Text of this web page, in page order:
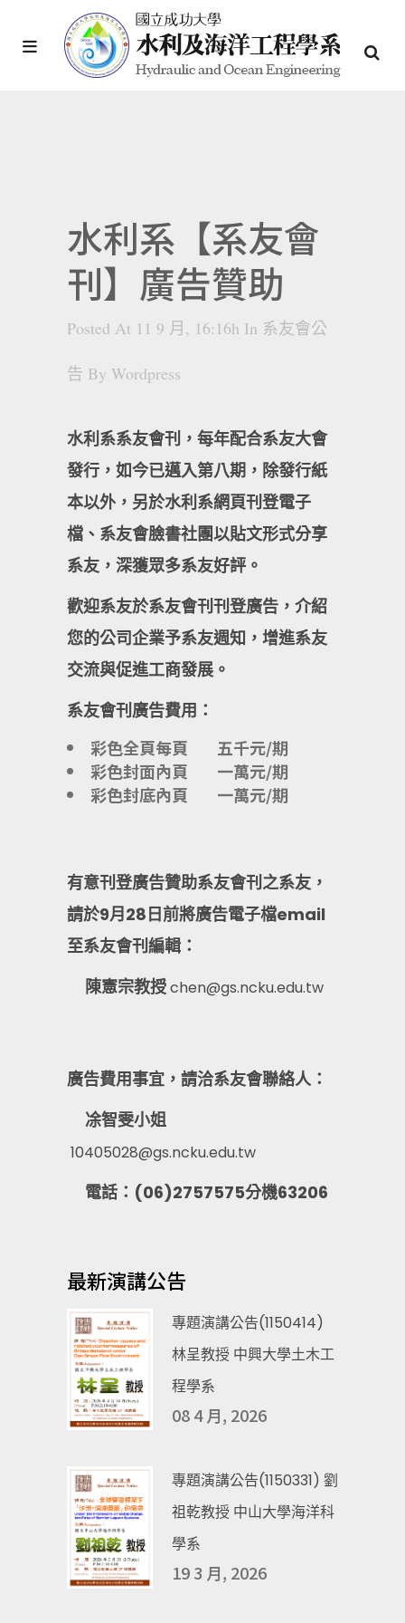
水利系【系友會
刊】廣告贊助
Posted At 11 9 月, 16:16h In 系友會公
告 By Wordpress
水利系系友會刊，每年配合系友大會
發行，如今已邁入第八期，除發行紙
本以外，另於水利系網頁刊登電子
檔、系友會臉書社團以貼文形式分享
系友，深獲眾多系友好評。
歡迎系友於系友會刊刊登廣告，介紹
您的公司企業予系友週知，增進系友
交流與促進工商發展。
系友會刊廣告費用：
彩色全頁每頁 五千元/期
彩色封面內頁 一萬元/期
彩色封底內頁 一萬元/期
有意刊登廣告贊助系友會刊之系友，
請於9月28日前將廣告電子檔email
至系友會刊編輯：
陳憲宗教授chen@gs.ncku.edu.tw
廣告費用事宜，請洽系友會聯絡人：
凃智雯小姐
10405028@gs.ncku.edu.tw
電話：(06)2757575分機63206
最新演講公告
專題演講公告(1150414)
林呈教授 中興大學土木工
程學系
08 4 月, 2026
專題演講公告(1150331) 劉
祖乾教授 中山大學海洋科
學系
19 3 月, 2026